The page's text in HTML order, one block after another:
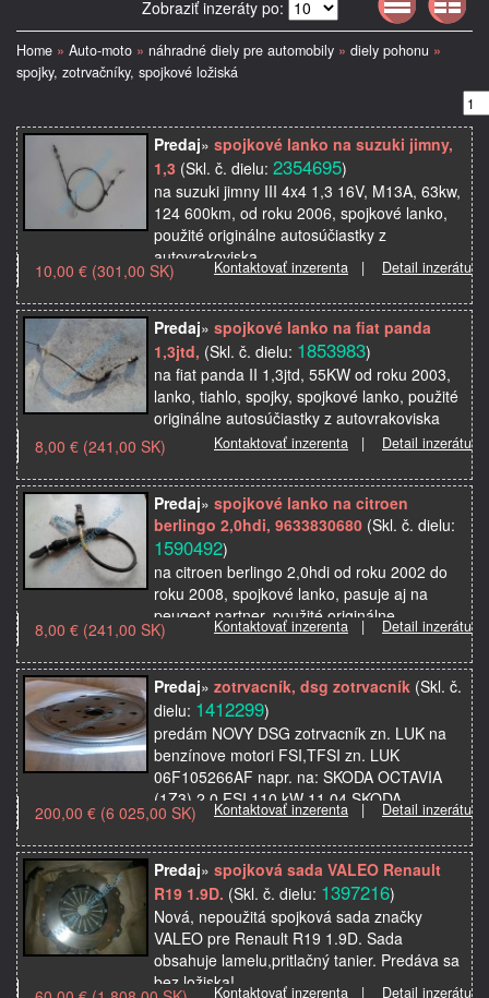
Zobraziť inzeráty po:
Home » Auto-moto » náhradné diely pre automobily » diely pohonu »
spojky, zotrvačníky, spojkové ložiská
Predaj» spojkové lanko na suzuki jimny,
1,3 (Skl. č. dielu: 2354695)
na suzuki jimny III 4x4 1,3 16V, M13A, 63kw,
124 600km, od roku 2006, spojkové lanko,
použité originálne autosúčiastky z
autovrakoviskaKontaktovať inzerenta | Detail inzerátu
10,00 € (301,00 SK)
Predaj» spojkové lanko na fiat panda
1,3jtd, (Skl. č. dielu: 1853983)
na fiat panda II 1,3jtd, 55KW od roku 2003,
lanko, tiahlo, spojky, spojkové lanko, použité
originálne autosúčiastky z autovrakoviska
Kontaktovať inzerenta | Detail inzerátu
8,00 € (241,00 SK)
Predaj» spojkové lanko na citroen
berlingo 2,0hdi, 9633830680 (Skl. č. dielu:
1590492)
na citroen berlingo 2,0hdi od roku 2002 do
roku 2008, spojkové lanko, pasuje aj na
peugeot partner, použité originálne
autosúčiastky z autovrakoviska , BEZ
UMELINY CO JE NA DRUHE…
Kontaktovať inzerenta | Detail inzerátu
8,00 € (241,00 SK)
Predaj» zotrvacník, dsg zotrvacník (Skl. č.
dielu: 1412299)
predám NOVY DSG zotrvacník zn. LUK na
benzínove motori FSI,TFSI zn. LUK
06F105266AF napr. na: SKODA OCTAVIA
(1Z3) 2.0 FSI 110 kW 11.04 SKODA
OCTAVIA Combi (1Z5) 2.0 FSI 110 kW …
Kontaktovať inzerenta | Detail inzerátu
200,00 € (6 025,00 SK)
Predaj» spojková sada VALEO Renault
R19 1.9D. (Skl. č. dielu: 1397216)
Nová, nepoužitá spojková sada značky
VALEO pre Renault R19 1.9D. Sada
obsahuje lamelu,pritlačný tanier. Predáva sa
bez ložiska!.Kontaktovať inzerenta | Detail inzerátu